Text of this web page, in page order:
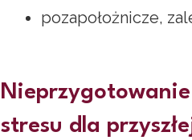
pozapołożnicze,
stresu dla